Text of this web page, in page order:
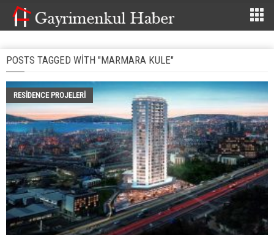
POSTS TAGGED WITH "MARMARA KULE"
RESIDENCE PROJELERI